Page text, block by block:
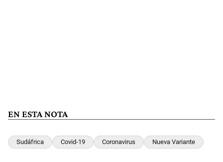
EN ESTA NOTA
Sudáfrica Covid-19 Coronavirus Nueva Variante